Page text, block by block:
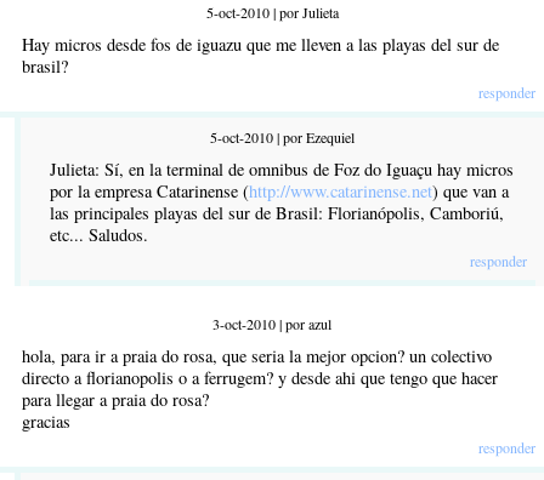
5-oct-2010 | por Julieta
Hay micros desde fos de iguazu que me lleven a las playas del sur de
brasil?
responder
5-oct-2010 | por Ezequiel
Julieta: Sí, en la terminal de omnibus de Foz do Iguaçu hay micros
por la empresa Catarinense (http://www.catarinense.net) que van a
las principales playas del sur de Brasil: Florianópolis, Camboriú,
etc... Saludos.
responder
3-oct-2010 | por azul
hola, para ir a praia do rosa, que seria la mejor opcion? un colectivo
directo a florianopolis o a ferrugem? y desde ahi que tengo que hacer
para llegar a praia do rosa?
gracias
responder